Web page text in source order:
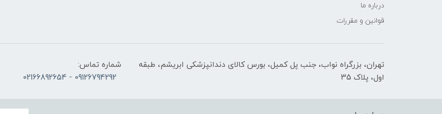
درباره ما
قوانین و مقررات
تهران، بزرگراه نواب، جنب پل کمیل، بورس کالای دندانپزشکی ابریشم، طبقه
اول، پلاک 35
شماره تماس:
09126794292 - 02166892654